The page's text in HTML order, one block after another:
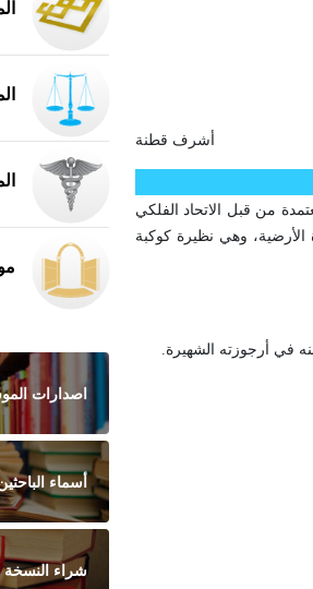
أشرف قطنة
من قبل الاتحاد الفلكي
وهي نظيرة كوكبة
في أرجوزته الشهيرة.
اصدارات
أسماء
شراء النسخة